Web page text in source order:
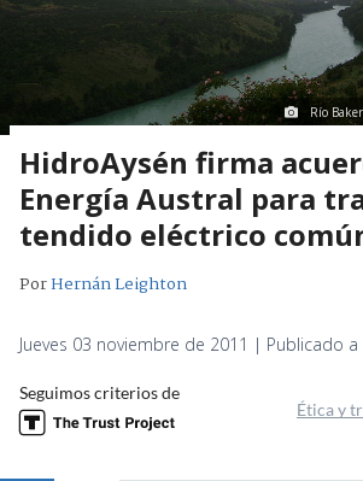
Río
HidroAysén firma
Energía Austral para
tendido eléctrico
PorHernán Leighton
Jueves 03 noviembre de 2011 | Publicado a
Seguimos criterios de
Ética y